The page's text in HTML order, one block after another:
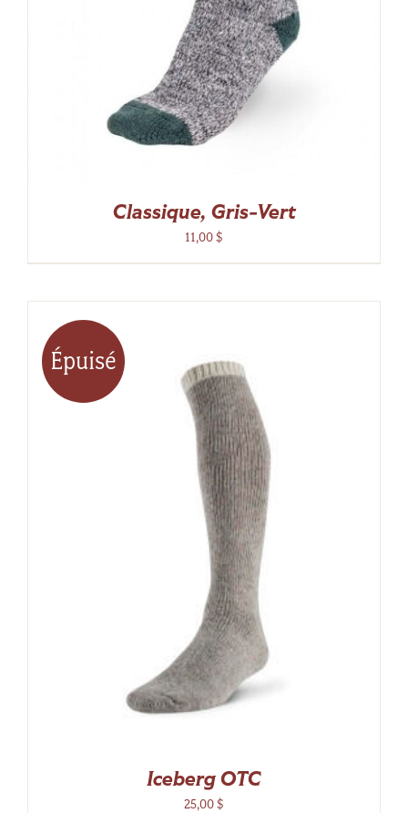
Classique, Gris-Vert
11,00$
Épuisé
Iceberg OTC
25,00$